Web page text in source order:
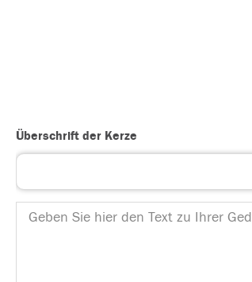
Überschrift der Kerze